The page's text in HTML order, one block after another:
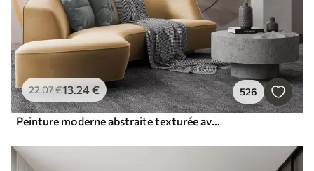
22.07€13.24€ 526
Peinture moderne abstraite texturée avec des lignes courbes et des formes géométriques dans des tons de gris, blanc et orange